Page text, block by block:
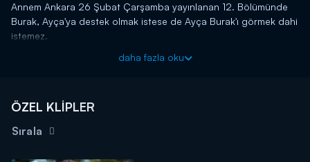
Annem Ankara 26 Şubat Çarşamba yayınlanan 12. Bölümünde
Burak, Ayça'ya destek olmak istese de Ayça Burak'ı görmek dahi
istemez.
Annem Ankara yeni bölümleriyle çarşamba akşamı 20.00'de
daha fazla oku
ÖZEL KLİPLER
Sırala